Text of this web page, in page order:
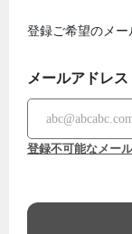
登録ご希望のメー
メールアドレス
登録不可能なメー